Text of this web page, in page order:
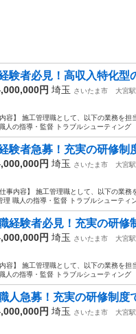
験者必見！高収入特化型
円 埼玉 さいたま市 大宮駅
容】 施工管理職として、以下の業務を
人の指導・監督 トラブルシューティング
験者急募！充実の研修制
円 埼玉 さいたま市 大宮駅
内容】 施工管理職として、以下の業務
理 職人の指導・監督 トラブルシューティ
経験者必見！充実の研修
円 埼玉 さいたま市 大宮駅
容】 施工管理職として、以下の業務を
人の指導・監督 トラブルシューティング
人急募！充実の研修制度
円 埼玉 さいたま市 大宮駅